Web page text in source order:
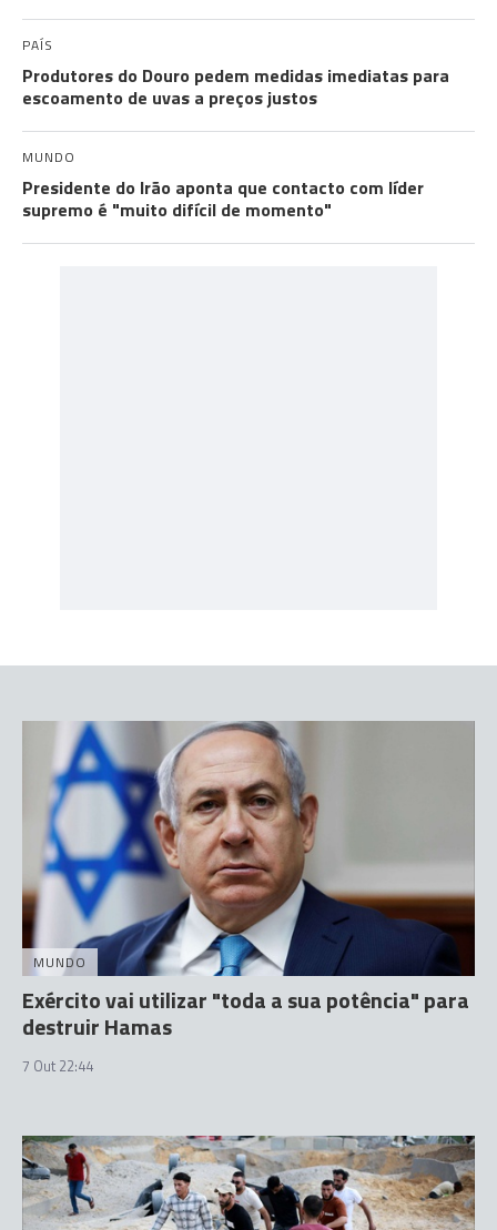
PAÍS
Produtores do Douro pedem medidas imediatas para
escoamento de uvas a preços justos
MUNDO
Presidente do Irão aponta que contacto com líder
supremo é "muito difícil de momento"
MUNDO
Exército vai utilizar "toda a sua potência" para
destruir Hamas
7 Out 22:44